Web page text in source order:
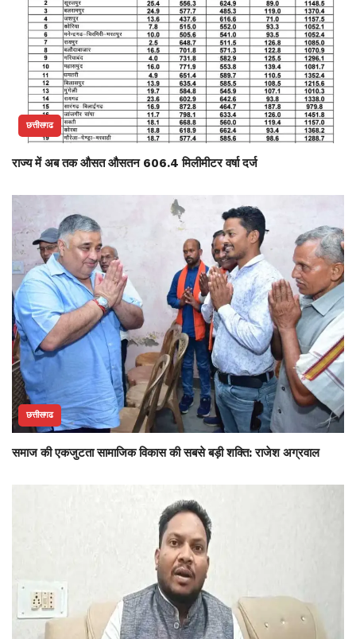
छत्तीसगढ
राज्य में अब तक औसत औसतन 606.4 मिलीमीटर वर्षा दर्ज
छत्तीसगढ
समाज की एकजुटता सामाजिक विकास की सबसे बड़ी शक्ति: राजेश अग्रवाल